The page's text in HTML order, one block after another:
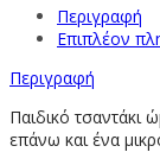
Περιγραφή
Επιπλέον
Περιγραφή
Παιδικό τσαντάκι
επάνω και ένα